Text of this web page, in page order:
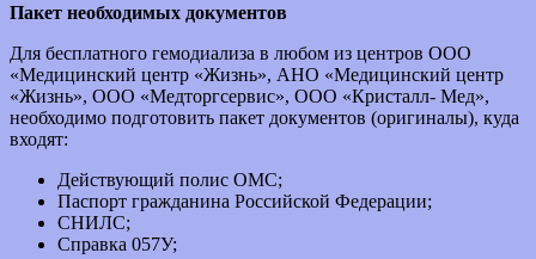
Пакет необходимых документов
Для бесплатного гемодиализа в любом из центров ООО
«Медицинский центр «Жизнь», АНО «Медицинский центр
«Жизнь», ООО «Медторгсервис», ООО «Кристалл- Мед»,
необходимо подготовить пакет документов (оригиналы), куда
входят:
Действующий полис ОМС;
Паспорт гражданина Российской Федерации;
СНИЛС;
Справка 057У;